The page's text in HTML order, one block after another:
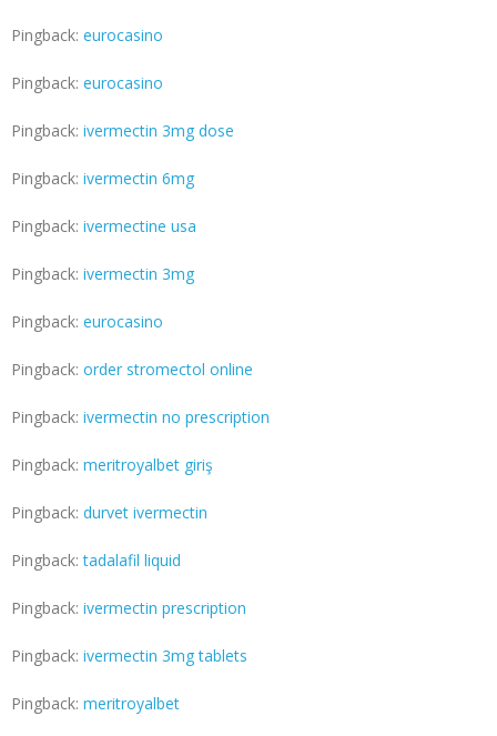
Pingback: eurocasino
Pingback: eurocasino
Pingback: ivermectin 3mg dose
Pingback: ivermectin 6mg
Pingback: ivermectine usa
Pingback: ivermectin 3mg
Pingback: eurocasino
Pingback: order stromectol online
Pingback: ivermectin no prescription
Pingback: meritroyalbet giriş
Pingback: durvet ivermectin
Pingback:tadalafil liquid
Pingback: ivermectin prescription
Pingback: ivermectin 3mg tablets
Pingback: meritroyalbet